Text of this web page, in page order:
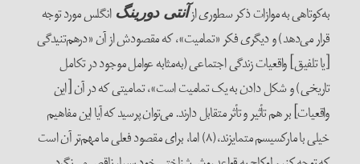
به‌کوتاهی به موازات ذکر سطوری ازآنتی دورینگانگلس مورد توجه
قرار می‌دهد) و دیگری فکر «تمامیت»، که مقصودش از آن «درهم‌تنیدگی
[یا تلفیق] واقعیات زندگی اجتماعی (به‌مثابه عوامل موجود در تکامل
تاریخی) و شکل دادن به یک تمامیت است»، تمامیتی که در آن [این
واقعیات] بر هم تأثیر و تأثر متقابل دارند. می‌توان پرسید که آیا این مفاهیم
خیلی با مارکسیسم متمایزند،‌(۸) اما، برای مقصود فعلی ما مهم‌تر آن است